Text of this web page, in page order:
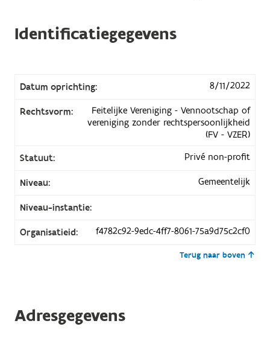
Identificatiegegevens
Datum oprichting: 8/11/2022
Rechtsvorm:
Feitelijke Vereniging - Vennootschap of
vereniging zonder rechtspersoonlijkheid
(FV - VZER)
Statuut:
Privé non-profit
Niveau: Gemeentelijk
Niveau-instantie:
Organisatieid: f4782c92-9edc-4ff7-8061-75a9d75c2cf0
Terug naar boven
Adresgegevens